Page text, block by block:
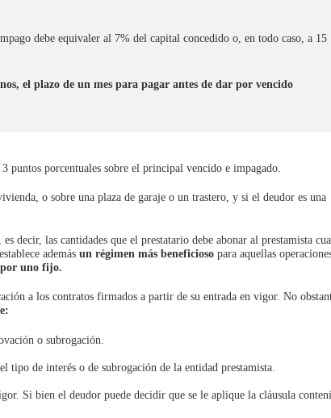
debe equivaler al 7% del capital concedido o, en todo caso, a 15
el plazo de un mes para pagar antes de dar por vencido
puntos porcentuales sobre el principal vencido e impagado.
o sobre una plaza de garaje o un trastero, y si el deudor es una
, es decir, las cantidades que el prestatario debe abonar al prestamista
además un régimen más beneficioso para aquellas
uno fijo.
a los contratos firmados a partir de su entrada en vigor. No
o subrogación.
tipo de interés o de subrogación de la entidad prestamista.
Si bien el deudor puede decidir que se le aplique la cláusula